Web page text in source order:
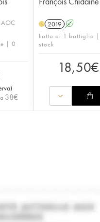
AOC
| 0
)
38€
H 2019 A
Lotto di 1 bottiglia
stock
18,50€